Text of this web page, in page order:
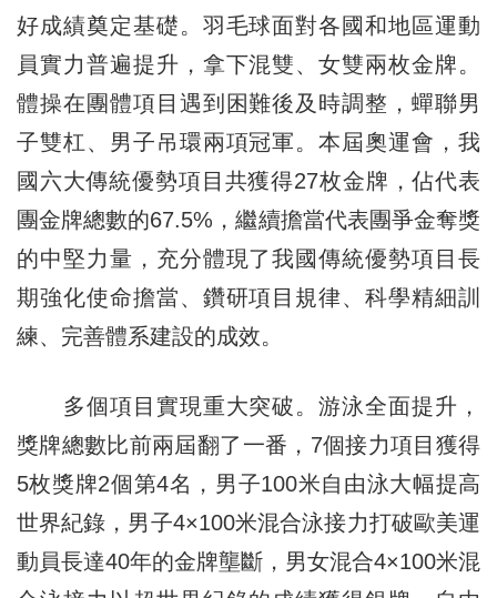
好成績奠定基礎。羽毛球面對各國和地區運動
員實力普遍提升，拿下混雙、女雙兩枚金牌。
體操在團體項目遇到困難後及時調整，蟬聯男
子雙杠、男子吊環兩項冠軍。本屆奧運會，我
國六大傳統優勢項目共獲得27枚金牌，佔代表
團金牌總數的67.5%，繼續擔當代表團爭金奪獎
的中堅力量，充分體現了我國傳統優勢項目長
期強化使命擔當、鑽研項目規律、科學精細訓
練、完善體系建設的成效。
多個項目實現重大突破。游泳全面提升，
獎牌總數比前兩屆翻了一番，7個接力項目獲得
5枚獎牌2個第4名，男子100米自由泳大幅提高
世界紀錄，男子4×100米混合泳接力打破歐美運
動員長達40年的金牌壟斷，男女混合4×100米混